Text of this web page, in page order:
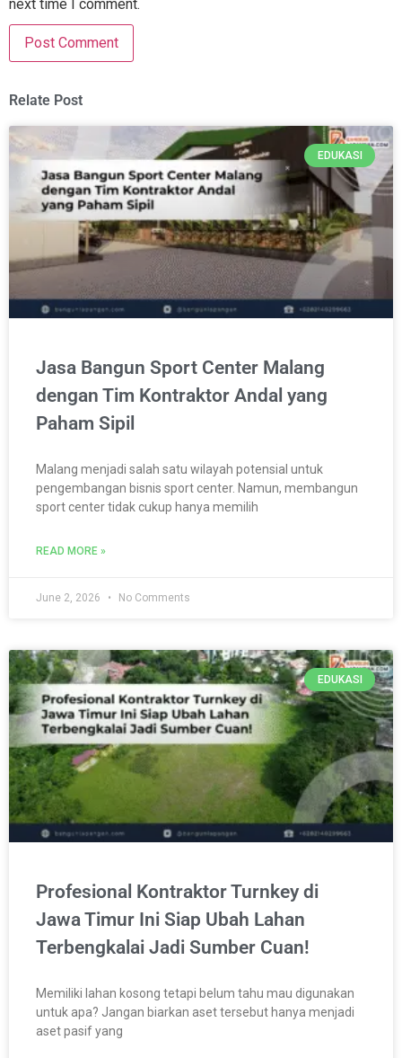
next time I comment.
Relate Post
EDUKASI
Jasa Bangun Sport Center Malang
dengan Tim Kontraktor Andal yang
Paham Sipil
Malang menjadi salah satu wilayah potensial untuk
pengembangan bisnis sport center. Namun, membangun
sport center tidak cukup hanya memilih
READ MORE »
June 2, 2026 No Comments
EDUKASI
Profesional Kontraktor Turnkey di
Jawa Timur Ini Siap Ubah Lahan
Terbengkalai Jadi Sumber Cuan!
Memiliki lahan kosong tetapi belum tahu mau digunakan
untuk apa? Jangan biarkan aset tersebut hanya menjadi
aset pasif yang